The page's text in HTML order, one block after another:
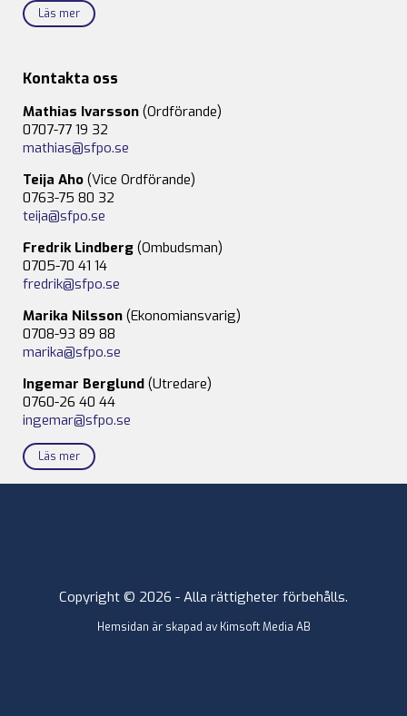
Läs mer
Kontakta oss
Mathias Ivarsson (Ordförande)
0707-77 19 32
mathias@sfpo.se
Teija Aho (Vice Ordförande)
0763-75 80 32
teija@sfpo.se
Fredrik Lindberg (Ombudsman)
0705-70 41 14
fredrik@sfpo.se
Marika Nilsson (Ekonomiansvarig)
0708-93 89 88
marika@sfpo.se
Ingemar Berglund (Utredare)
0760-26 40 44
ingemar@sfpo.se
Läs mer
Copyright © 2026 - Alla rättigheter förbehålls.
Hemsidan är skapad av Kimsoft Media AB